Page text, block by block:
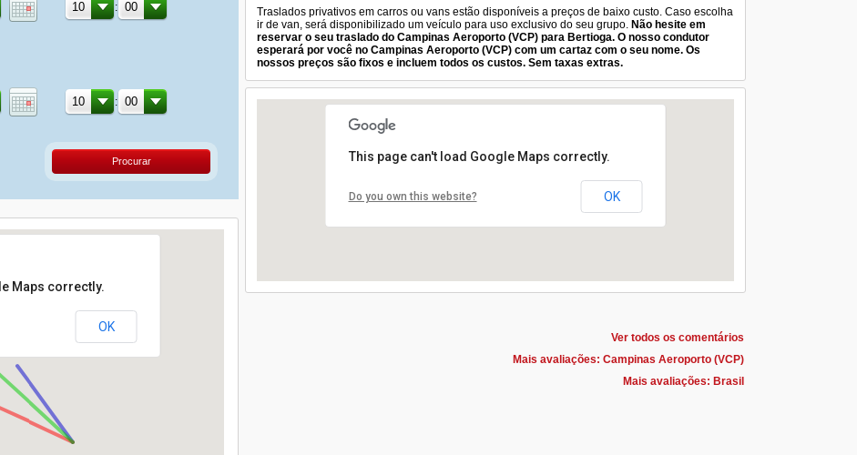
:
:
Procurar
Maps correctly.
OK
Traslados privativos em carros ou vans estão disponíveis a preços de baixo custo. Caso escolha
ir de van, será disponibilizado um veículo para uso exclusivo do seu grupo. Não hesite em
reservar o seu traslado do Campinas Aeroporto (VCP) para Bertioga. O nosso condutor
esperará por você no Campinas Aeroporto (VCP) com um cartaz com o seu nome. Os
nossos preços são fixos e incluem todos os custos. Sem taxas extras.
This page can't load Google Maps correctly.
Do you own this website? OK
Ver todos os comentários
Mais avaliações: Campinas Aeroporto (VCP)
Mais avaliações: Brasil